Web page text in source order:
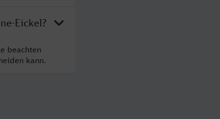
Eickel?
beachten
kann.